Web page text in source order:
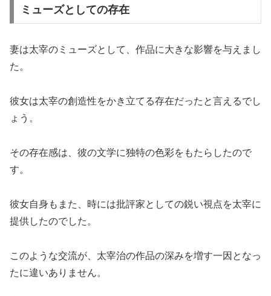
ミューズとしての存在
妻は太宰のミューズとして、作品に大きな影響を与えまし
た。
彼女は太宰の創造性をかき立てる存在だったと言えるでし
ょう。
その存在感は、彼の文学に独特の色彩をもたらしたので
す。
彼女自身もまた、時には批評家としての鋭い視点を太宰に
提供したのでした。
このような交流が、太宰治の作品の深みを増す一因となっ
たに違いありません。